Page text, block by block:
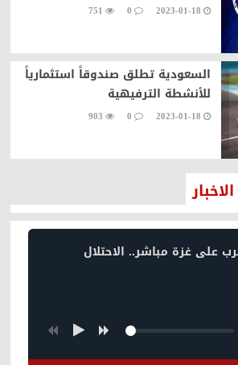
2023-01-18
0
751
السعودية تطلق صندوقاً استثمارياً
للأنشطة الترفيهية
2023-01-18
0
903
على غزة مباشر.. الاحتلال